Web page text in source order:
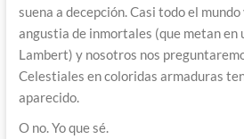
suena a decepción. Casi todo el
angustia de inmortales (que metan en
Lambert) y nosotros nos
Celestiales en coloridas armaduras
aparecido.
O no. Yo que sé.